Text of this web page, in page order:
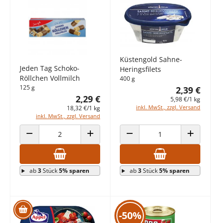
Jeden Tag Schoko-
Röllchen Vollmilch
125 g
2,29 €
18,32 €/1 kg
inkl. MwSt., zzgl. Versand
ANZAHL VERRINGERN ANZAHL ERHÖHEN
ab3Stück5% sparen
Küstengold Sahne-
Heringsfilets
400 g
2,39 €
5,98 €/1 kg
inkl. MwSt., zzgl. Versand
ANZAHL VERRINGERN ANZAHL
ab3Stück5% sparen
-50%